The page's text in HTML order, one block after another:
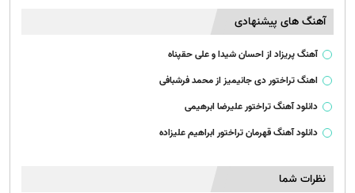
آهنگ های پیشنهادی
آهنگ پریزاد از احسان شیدا و علی حقپناه
اهنگ تراختور دی جانیمیز از محمد فرشبافی
دانلود آهنگ تراختور علیرضا ابرهیمی
دانلود آهنگ قهرمان تراختور ابراهیم علیزاده
نظرات شما